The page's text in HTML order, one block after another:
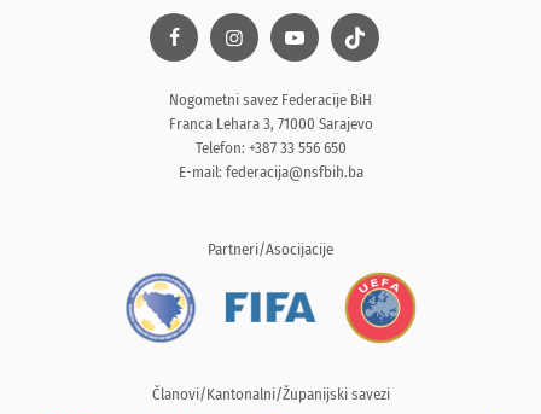
Nogometni savez Federacije BiH
Franca Lehara 3, 71000 Sarajevo
Telefon: +387 33 556 650
E-mail: federacija@nsfbih.ba
Partneri/Asocijacije
Članovi/Kantonalni/Županijski savezi